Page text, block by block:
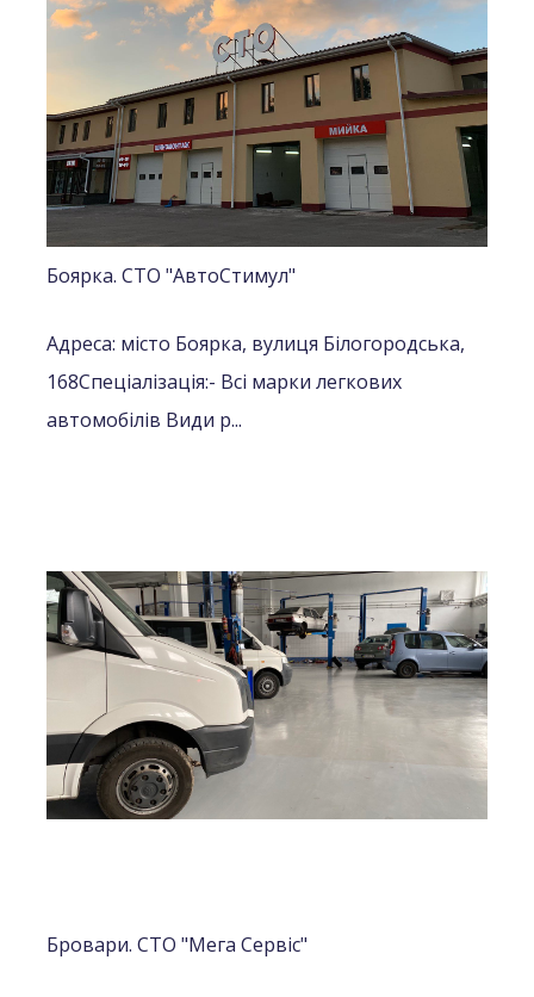
Боярка. СТО "АвтоСтимул"
Адреса: місто Боярка, вулиця Білогородська,
168Спеціалізація:- Всі марки легкових
автомобілів Види р...
Бровари. СТО "Мега Сервіс"